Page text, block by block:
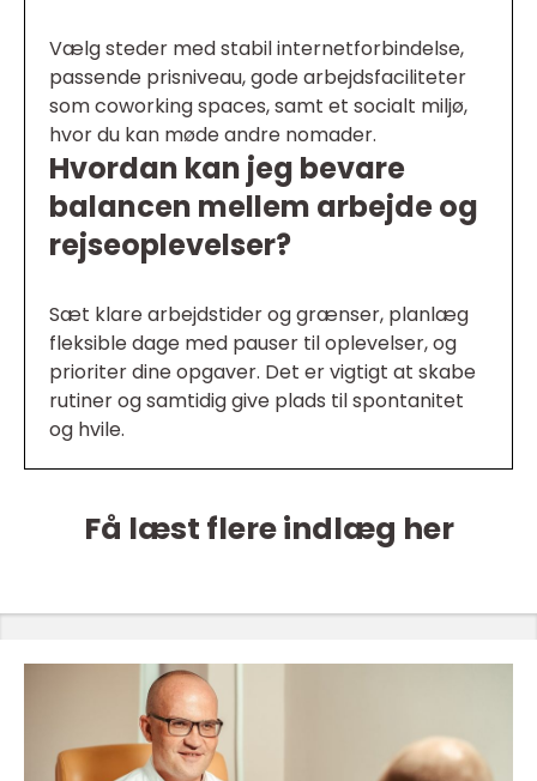
Vælg steder med stabil internetforbindelse,
passende prisniveau, gode arbejdsfaciliteter
som coworking spaces, samt et socialt miljø,
hvor du kan møde andre nomader.
Hvordan kan jeg bevare
balancen mellem arbejde og
rejseoplevelser?
Sæt klare arbejdstider og grænser, planlæg
fleksible dage med pauser til oplevelser, og
prioriter dine opgaver. Det er vigtigt at skabe
rutiner og samtidig give plads til spontanitet
og hvile.
Få læst flere indlæg her